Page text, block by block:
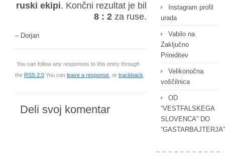
ruski ekipi. Končni rezultat je bil
8 : 2 za ruse.
– Dorjan
You can follow any responses to this entry through
the RSS 2.0 You can leave a response , or trackback
Deli svoj komentar
Instagram profil
urada
Vabilo na
Zaključno
Prireditev
Velikonočna
voščilnica
OD
“VESTFALSKEGA
SLOVENCA” DO
“GASTARBAJTERJA”